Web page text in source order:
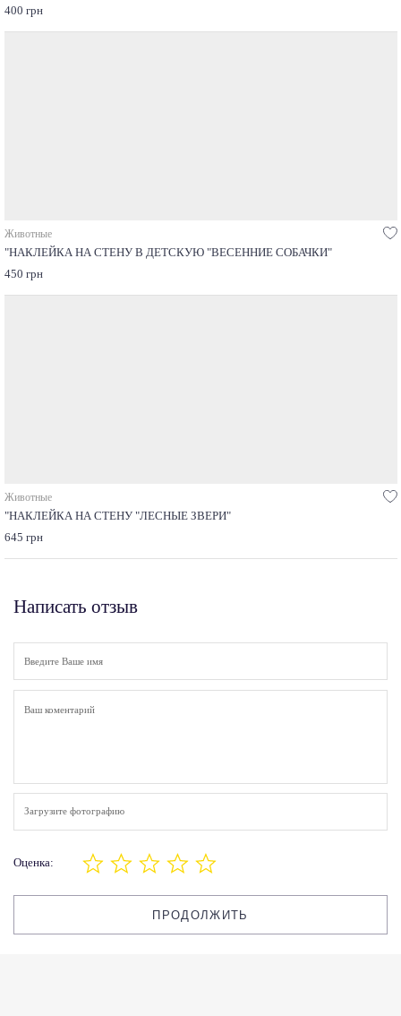
400 грн
Животные
"НАКЛЕЙКА НА СТЕНУ В ДЕТСКУЮ "ВЕСЕННИЕ СОБАЧКИ"
450 грн
Животные
"НАКЛЕЙКА НА СТЕНУ "ЛЕСНЫЕ ЗВЕРИ"
645 грн
Написать отзыв
Загрузите фотографию
Оценка:
ПРОДОЛЖИТЬ